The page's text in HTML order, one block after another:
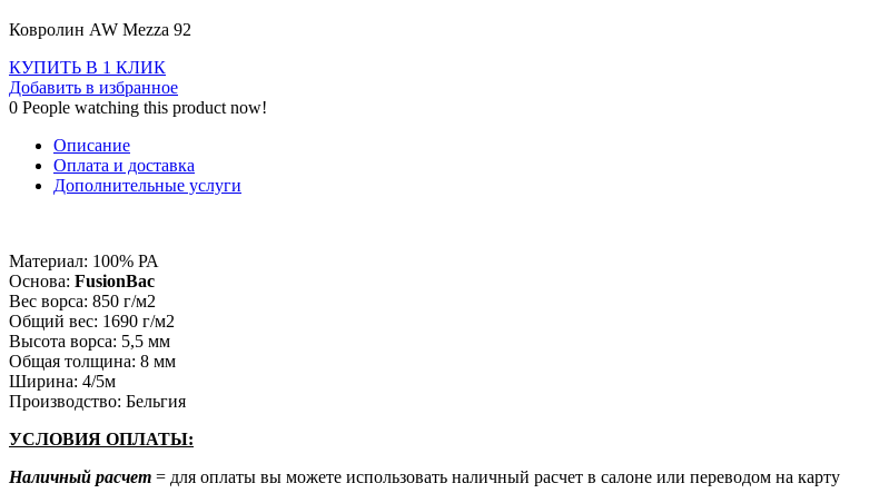
Ковролин AW Mezza 92
КУПИТЬ В 1 КЛИК
Добавить в избранное
0 People watching this product now!
Описание
Оплата и доставка
Дополнительные услуги
Материал: 100% РА
Основа: FusionBac
Вес ворса: 850 г/м2
Общий вес: 1690 г/м2
Высота ворса: 5,5 мм
Общая толщина: 8 мм
Ширина: 4/5м
Производство: Бельгия
УСЛОВИЯ ОПЛАТЫ:
Наличный расчет = для оплаты вы можете использовать наличный расчет в салоне или переводом на карту